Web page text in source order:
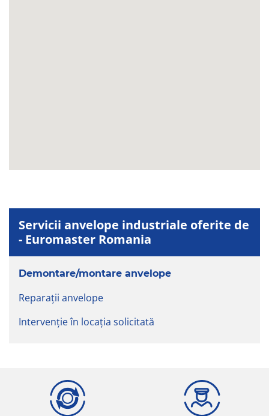
Servicii anvelope industriale oferite de
- Euromaster Romania
Demontare/montare anvelope
Reparaţii anvelope
Intervenție în locația solicitată